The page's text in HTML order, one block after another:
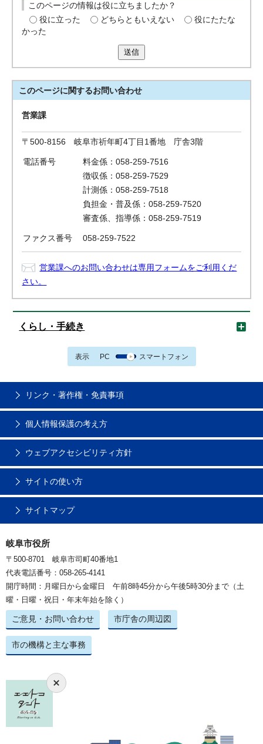
このページの情報は役に立ちましたか？
役に立った
どちらともいえない
役にたたな
かった
送信
このページに関するお問い合わせ
営業課
〒500-8156 岐阜市祈年町4丁目1番地 庁舎3階
電話番号
料金係：058-259-7516
徴収係：058-259-7529
計測係：058-259-7518
負担金・普及係：058-259-7520
審査係、指導係：058-259-7519
ファクス番号 058-259-7522
営業課へのお問い合わせは専用フォームをご利用くだ
さい。
くらし・手続き
表示 PC スマートフォン
リンク・著作権・免責事項
個人情報保護の考え方
ウェブアクセシビリティ方針
サイトの使い方
サイトマップ
岐阜市役所
〒500-8701 岐阜市司町40番地1
代表電話番号：058-265-4141
開庁時間：月曜日から金曜日 午前8時45分から午後5時30分まで（土
曜・日曜・祝日・年末年始を除く）
ご意見・お問い合わせ 市庁舎の周辺図
市の機構と主な事務